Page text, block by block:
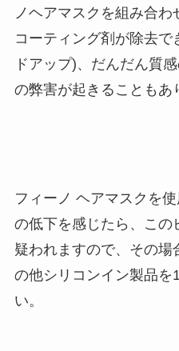
ノヘアマスクを組み合
コーティング剤が除去
ドアップ)、だんだん質
の弊害が起きることもあ
フィーノ ヘアマスクを
の低下を感じたら、この
疑われますので、その場
の他シリコンイン製品を
い。